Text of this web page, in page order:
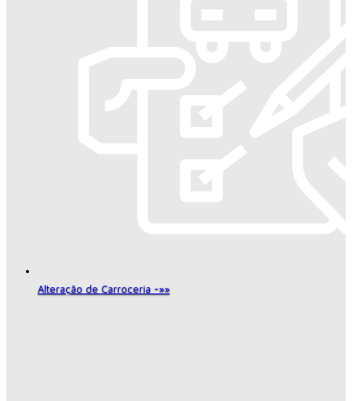
Alteração de Carroceria -»»